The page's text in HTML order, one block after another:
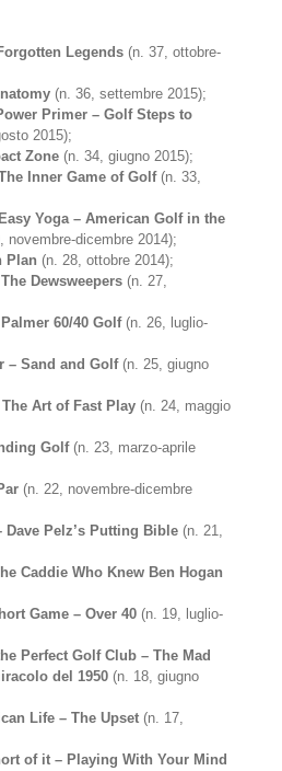
Legends (n. 37, ottobre-
(n. 36, settembre 2015);
Primer – Golf Steps to
2015);
Zone (n. 34, giugno 2015);
Inner Game of Golf(n. 33,
Yoga – American Golf in the
novembre-dicembre 2014);
Plan (n. 28, ottobre 2014);
Dewsweepers (n. 27,
60/40 Golf(n. 26, luglio-
– Sand and Golf(n. 25, giugno
Art of Fast Play (n. 24, maggio
Golf(n. 23, marzo-aprile
(n. 22, novembre-dicembre
Dave Pelz’s Putting Bible (n. 21,
Caddie Who Knew Ben Hogan
Game – Over 40 (n. 19, luglio-
Perfect Golf Club – The Mad
del 1950 (n. 18, giugno
Life – The Upset (n. 17,
of it – Playing With Your Mind